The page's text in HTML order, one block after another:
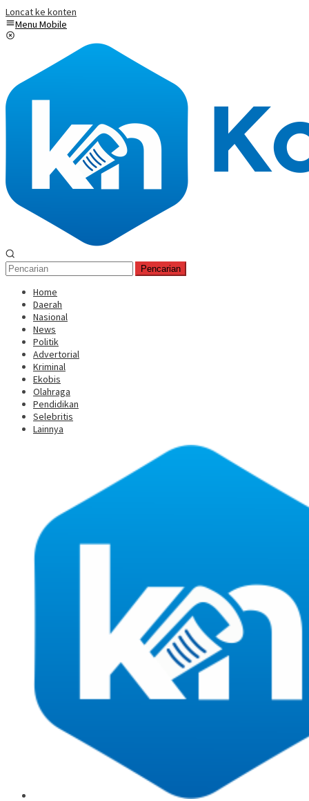
Loncat ke konten
Menu Mobile
Pencarian
Home
Daerah
Nasional
News
Politik
Advertorial
Kriminal
Ekobis
Olahraga
Pendidikan
Selebritis
Lainnya